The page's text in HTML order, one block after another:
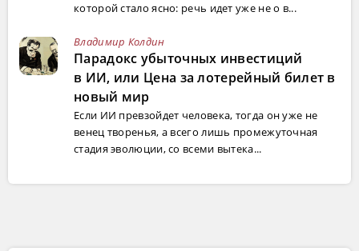
которой стало ясно: речь идет уже не о в...
Владимир Колдин
Парадокс убыточных инвестиций
в ИИ, или Цена за лотерейный билет в
новый мир
Если ИИ превзойдет человека, тогда он уже не
венец творенья, а всего лишь промежуточная
стадия эволюции, со всеми вытека...